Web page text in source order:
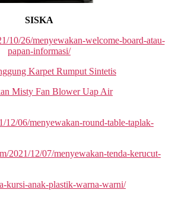
SISKA
10/26/menyewakan-welcome-board-atau-
papan-informasi/
Karpet Rumput Sintetis
Misty Fan Blower Uap Air
12/06/menyewakan-round-table-taplak-
2021/12/07/menyewakan-tenda-kerucut-
kursi-anak-plastik-warna-warni/